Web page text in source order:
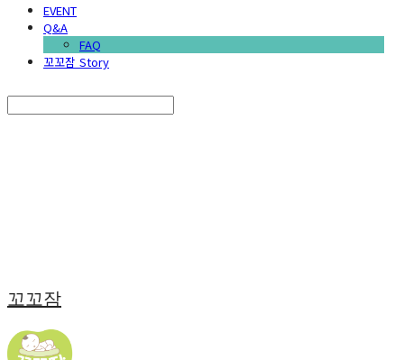
EVENT
Q&A
FAQ
꼬꼬잠 Story
꼬꼬잠